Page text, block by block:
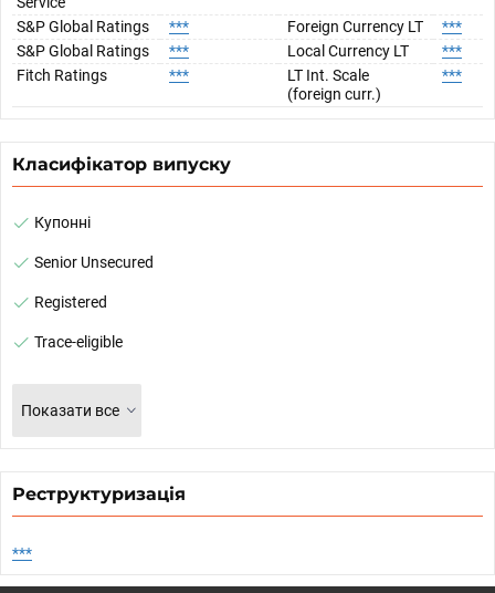
S&P Global Ratings *** Foreign Currency LT
***
S&P Global Ratings
*** Local Currency LT
***
Fitch Ratings
***
LT Int. Scale
(foreign curr.)
***
Класифікатор випуску
Купонні
Senior Unsecured
Registered
Trace-eligible
Показати все
Реструктуризація
***